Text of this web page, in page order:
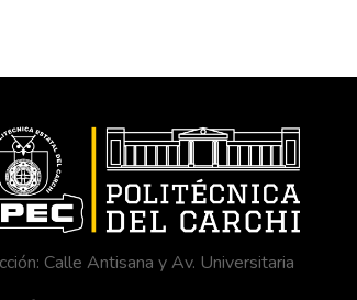
Calle Antisana y Av. Universitaria